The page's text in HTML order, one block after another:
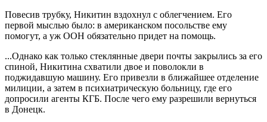
Повесив трубку, Никитин вздохнул с облегчением. Его
первой мыслью было: в американском посольстве ему
помогут, а уж ООН обязательно придет на помощь.
...Однако как только стеклянные двери почты закрылись за его
спиной, Никитина схватили двое и поволокли в
поджидавшую машину. Его привезли в ближайшее отделение
милиции, а затем в психиатрическую больницу, где его
допросили агенты КГБ. После чего ему разрешили вернуться
в Донецк.